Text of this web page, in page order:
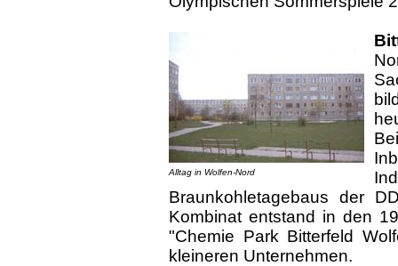
Alltag in Wolfen-Nord
Braunkohletagebaus der
Kombinat entstand in den
"Chemie Park Bitterfeld
kleineren Unternehmen.